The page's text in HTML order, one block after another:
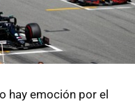
hay emoción por el